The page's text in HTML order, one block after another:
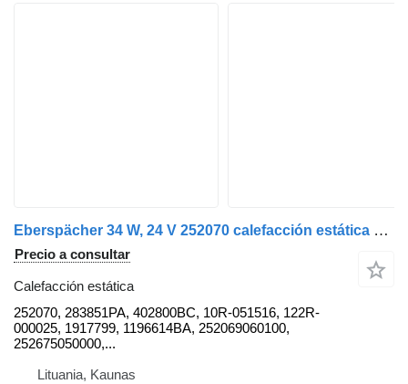
Eberspächer 34 W, 24 V 252070 calefacción estática para Mercedes-Benz ACTROS MP4 cabeza tractora
Precio a consultar
Calefacción estática
252070, 283851PA, 402800BC, 10R-051516, 122R-
000025, 1917799, 1196614BA, 252069060100,
252675050000,...
Lituania, Kaunas